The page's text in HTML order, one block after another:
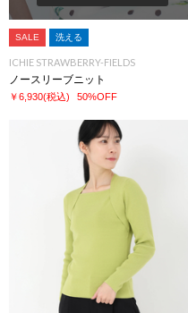
SALE 洗える
ICHIE STRAWBERRY-FIELDS
ノースリーブニット
￥6,930(税込) 50%OFF